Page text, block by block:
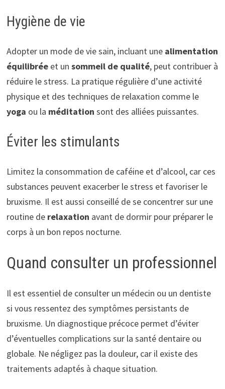
Hygiène de vie
Adopter un mode de vie sain, incluant une alimentation
équilibréeet un sommeil de qualité, peut contribuer à
réduire le stress. La pratique régulière d’une activité
physique et des techniques de relaxation comme le
yoga ou la méditation sont des alliées puissantes.
Éviter les stimulants
Limitez la consommation de caféine et d’alcool, car ces
substances peuvent exacerber le stress et favoriser le
bruxisme. Il est aussi conseillé de se concentrer sur une
routine de relaxation avant de dormir pour préparer le
corps à un bon repos nocturne.
Quand consulter un professionnel
Il est essentiel de consulter un médecin ou un dentiste
si vous ressentez des symptômes persistants de
bruxisme. Un diagnostique précoce permet d’éviter
d’éventuelles complications sur la santé dentaire ou
globale. Ne négligez pas la douleur, car il existe des
traitements adaptés à chaque situation.